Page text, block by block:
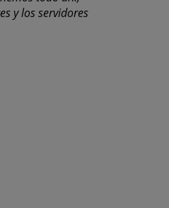
y los servidores